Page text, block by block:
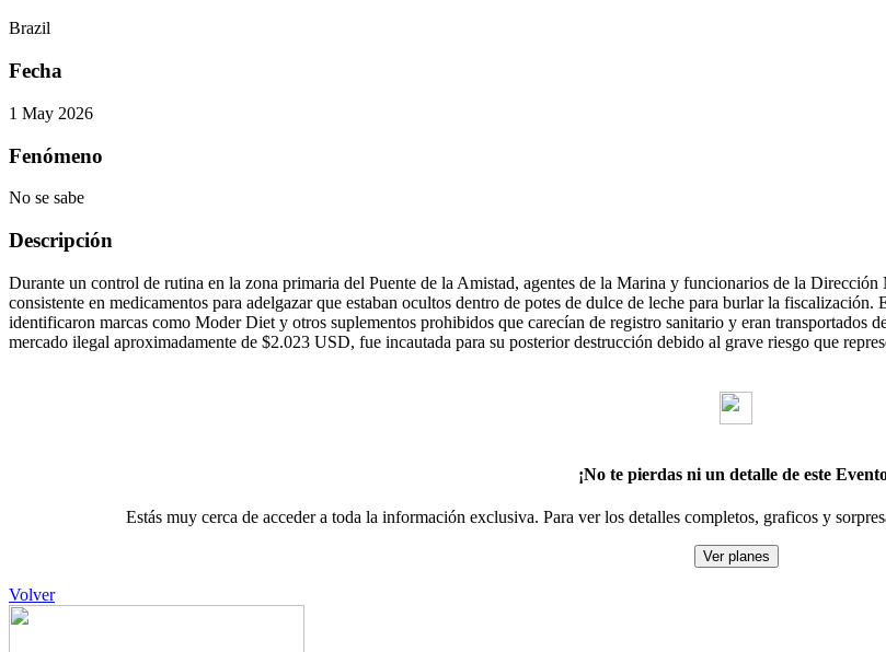
Brazil
Fecha
1 May 2026
Fenómeno
No se sabe
Descripción
Durante un control de rutina en la zona primaria del Puente de la Amistad, agentes de la Marina y funcionarios de la
consistente en medicamentos para adelgazar que estaban ocultos dentro de potes de dulce de leche para burlar la
identificaron marcas como Moder Diet y otros suplementos prohibidos que carecían de registro sanitario y eran transportados
mercado ilegal aproximadamente de $2.023 USD, fue incautada para su posterior destrucción debido al grave riesgo que
¡No te pierdas ni un detalle de este
Estás muy cerca de acceder a toda la información exclusiva. Para ver los detalles completos, graficos y
Ver planes
Volver